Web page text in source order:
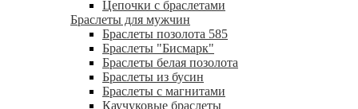
Цепочки с браслетами
Браслеты для мужчин
Браслеты позолота 585
Браслеты "Бисмарк"
Браслеты белая позолота
Браслеты из бусин
Браслеты с магнитами
Каучуковые браслеты